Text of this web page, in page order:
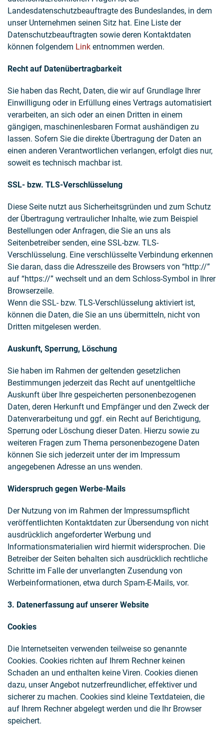
Landesdatenschutzbeauftragte des Bundeslandes, in dem
unser Unternehmen seinen Sitz hat. Eine Liste der
Datenschutzbeauftragten sowie deren Kontaktdaten
können folgendem Link entnommen werden.
Recht auf Datenübertragbarkeit
Sie haben das Recht, Daten, die wir auf Grundlage Ihrer
Einwilligung oder in Erfüllung eines Vertrags automatisiert
verarbeiten, an sich oder an einen Dritten in einem
gängigen, maschinenlesbaren Format aushändigen zu
lassen. Sofern Sie die direkte Übertragung der Daten an
einen anderen Verantwortlichen verlangen, erfolgt dies nur,
soweit es technisch machbar ist.
SSL- bzw. TLS-Verschlüsselung
Diese Seite nutzt aus Sicherheitsgründen und zum Schutz
der Übertragung vertraulicher Inhalte, wie zum Beispiel
Bestellungen oder Anfragen, die Sie an uns als
Seitenbetreiber senden, eine SSL-bzw. TLS-
Verschlüsselung. Eine verschlüsselte Verbindung erkennen
Sie daran, dass die Adresszeile des Browsers von “http://”
auf “https://” wechselt und an dem Schloss-Symbol in Ihrer
Browserzeile.
Wenn die SSL- bzw. TLS-Verschlüsselung aktiviert ist,
können die Daten, die Sie an uns übermitteln, nicht von
Dritten mitgelesen werden.
Auskunft, Sperrung, Löschung
Sie haben im Rahmen der geltenden gesetzlichen
Bestimmungen jederzeit das Recht auf unentgeltliche
Auskunft über Ihre gespeicherten personenbezogenen
Daten, deren Herkunft und Empfänger und den Zweck der
Datenverarbeitung und ggf. ein Recht auf Berichtigung,
Sperrung oder Löschung dieser Daten. Hierzu sowie zu
weiteren Fragen zum Thema personenbezogene Daten
können Sie sich jederzeit unter der im Impressum
angegebenen Adresse an uns wenden.
Widerspruch gegen Werbe-Mails
Der Nutzung von im Rahmen der Impressumspflicht
veröffentlichten Kontaktdaten zur Übersendung von nicht
ausdrücklich angeforderter Werbung und
Informationsmaterialien wird hiermit widersprochen. Die
Betreiber der Seiten behalten sich ausdrücklich rechtliche
Schritte im Falle der unverlangten Zusendung von
Werbeinformationen, etwa durch Spam-E-Mails, vor.
3. Datenerfassung auf unserer Website
Cookies
Die Internetseiten verwenden teilweise so genannte
Cookies. Cookies richten auf Ihrem Rechner keinen
Schaden an und enthalten keine Viren. Cookies dienen
dazu, unser Angebot nutzerfreundlicher, effektiver und
sicherer zu machen. Cookies sind kleine Textdateien, die
auf Ihrem Rechner abgelegt werden und die Ihr Browser
speichert.